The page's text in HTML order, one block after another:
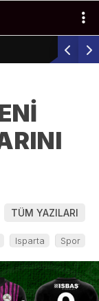
TÜM YAZILARI
Isparta Spor